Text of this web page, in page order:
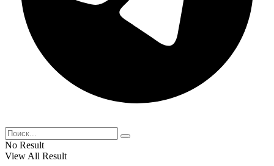
No Result
View All Result